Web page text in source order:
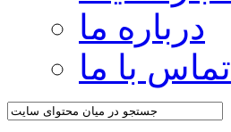
درباره ما
تماس با ما